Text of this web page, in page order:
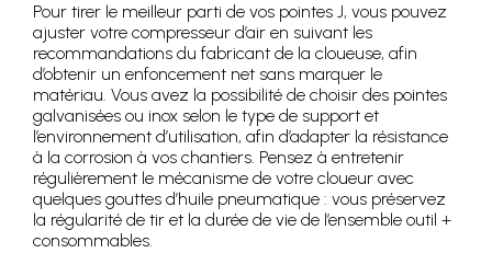
Pour tirer le meilleur parti de vos pointes J, vous pouvez
ajuster votre compresseur d’air en suivant les
recommandations du fabricant de la cloueuse, afin
d’obtenir un enfoncement net sans marquer le
matériau. Vous avez la possibilité de choisir des pointes
galvanisées ou inox selon le type de support et
l’environnement d’utilisation, afin d’adapter la résistance
à la corrosion à vos chantiers. Pensez à entretenir
régulièrement le mécanisme de votre cloueur avec
quelques gouttes d’huile pneumatique : vous préservez
la régularité de tir et la durée de vie de l’ensemble outil +
consommables.